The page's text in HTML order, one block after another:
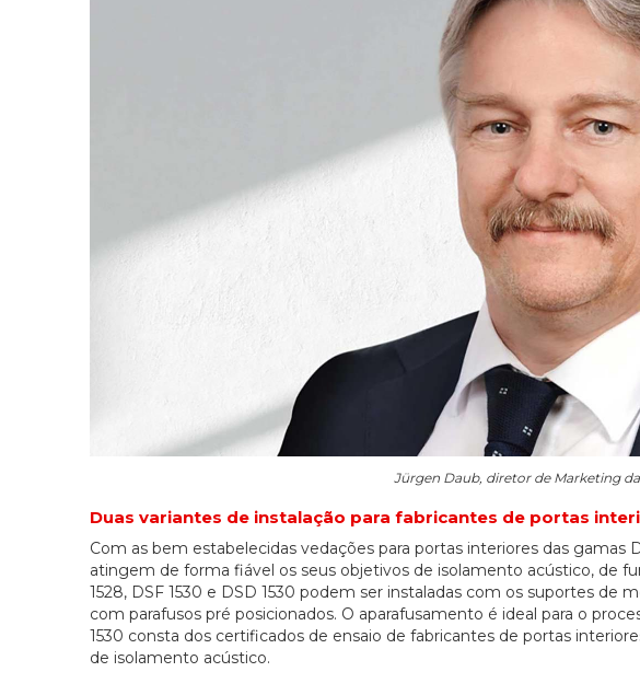
Jürgen Daub, diretor de Marketing
Duas variantes de instalação para fabricantes de portas
Com as bem estabelecidas vedações para portas interiores das gamas
atingem de forma fiável os seus objetivos de isolamento acústico, de
1528, DSF 1530 e DSD 1530 podem ser instaladas com os suportes
com parafusos pré posicionados. O aparafusamento é ideal para o
1530 consta dos certificados de ensaio de fabricantes de portas
de isolamento acústico.